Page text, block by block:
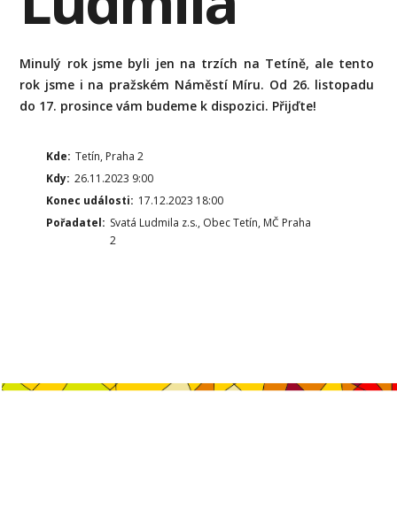
Minulý rok jsme byli jen na trzích na Tetíně, ale tento
rok jsme i na pražském Náměstí Míru. Od 26. listopadu
do 17. prosince vám budeme k dispozici. Přijďte!
Kde: Tetín, Praha 2
Kdy: 26.11.2023 9:00
Konec události: 17.12.2023 18:00
Pořadatel: Svatá Ludmila z.s., Obec Tetín, MČ Praha
2